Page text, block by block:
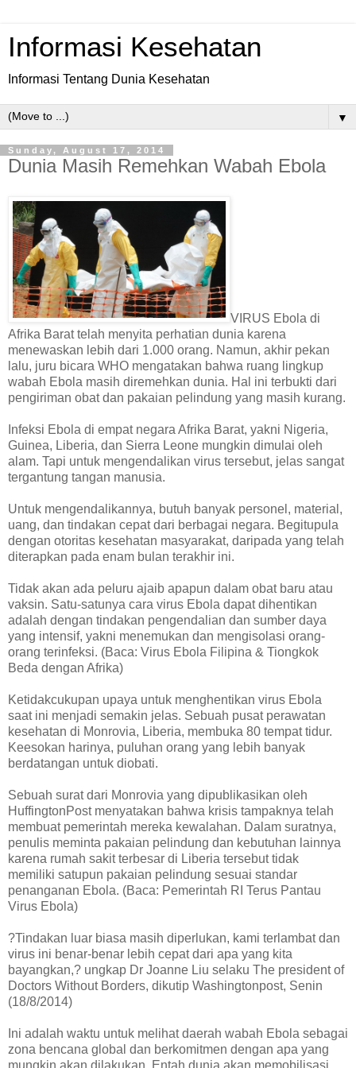
Informasi Kesehatan
Informasi Tentang Dunia Kesehatan
▼
Sunday, August 17, 2014
Dunia Masih Remehkan Wabah Ebola
VIRUS Ebola di
Afrika Barat telah menyita perhatian dunia karena
menewaskan lebih dari 1.000 orang. Namun, akhir pekan
lalu, juru bicara WHO mengatakan bahwa ruang lingkup
wabah Ebola masih diremehkan dunia. Hal ini terbukti dari
pengiriman obat dan pakaian pelindung yang masih kurang.
Infeksi Ebola di empat negara Afrika Barat, yakni Nigeria,
Guinea, Liberia, dan Sierra Leone mungkin dimulai oleh
alam. Tapi untuk mengendalikan virus tersebut, jelas sangat
tergantung tangan manusia.
Untuk mengendalikannya, butuh banyak personel, material,
uang, dan tindakan cepat dari berbagai negara. Begitupula
dengan otoritas kesehatan masyarakat, daripada yang telah
diterapkan pada enam bulan terakhir ini.
Tidak akan ada peluru ajaib apapun dalam obat baru atau
vaksin. Satu-satunya cara virus Ebola dapat dihentikan
adalah dengan tindakan pengendalian dan sumber daya
yang intensif, yakni menemukan dan mengisolasi orang-
orang terinfeksi. (Baca: Virus Ebola Filipina & Tiongkok
Beda dengan Afrika)
Ketidakcukupan upaya untuk menghentikan virus Ebola
saat ini menjadi semakin jelas. Sebuah pusat perawatan
kesehatan di Monrovia, Liberia, membuka 80 tempat tidur.
Keesokan harinya, puluhan orang yang lebih banyak
berdatangan untuk diobati.
Sebuah surat dari Monrovia yang dipublikasikan oleh
HuffingtonPost menyatakan bahwa krisis tampaknya telah
membuat pemerintah mereka kewalahan. Dalam suratnya,
penulis meminta pakaian pelindung dan kebutuhan lainnya
karena rumah sakit terbesar di Liberia tersebut tidak
memiliki satupun pakaian pelindung sesuai standar
penanganan Ebola. (Baca: Pemerintah RI Terus Pantau
Virus Ebola)
?Tindakan luar biasa masih diperlukan, kami terlambat dan
virus ini benar-benar lebih cepat dari apa yang kita
bayangkan,? ungkap Dr Joanne Liu selaku The president of
Doctors Without Borders, dikutip Washingtonpost, Senin
(18/8/2014)
Ini adalah waktu untuk melihat daerah wabah Ebola sebagai
zona bencana global dan berkomitmen dengan apa yang